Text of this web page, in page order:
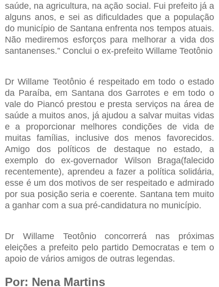
saúde, na agricultura, na ação social. Fui prefeito já a
alguns anos, e sei as dificuldades que a população
do município de Santana enfrenta nos tempos atuais.
Não mediremos esforços para melhorar a vida dos
santanenses.” Conclui o ex-prefeito Willame Teotônio
Dr Willame Teotônio é respeitado em todo o estado
da Paraíba, em Santana dos Garrotes e em todo o
vale do Piancó prestou e presta serviços na área de
saúde a muitos anos, já ajudou a salvar muitas vidas
e a proporcionar melhores condições de vida de
muitas famílias, inclusive dos menos favorecidos.
Amigo dos políticos de destaque no estado, a
exemplo do ex-governador Wilson Braga(falecido
recentemente), aprendeu a fazer a política solidária,
esse é um dos motivos de ser respeitado e admirado
por sua posição seria e coerente. Santana tem muito
a ganhar com a sua pré-candidatura no município.
Dr Willame Teotônio concorrerá nas próximas
eleições a prefeito pelo partido Democratas e tem o
apoio de vários amigos de outras legendas.
Por: Nena Martins